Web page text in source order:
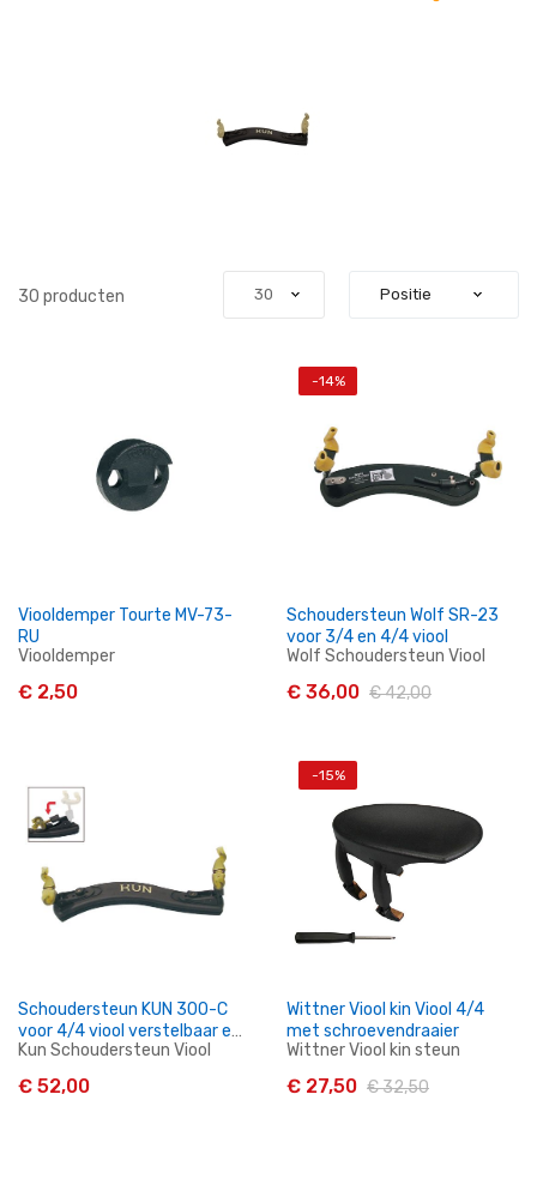
30 producten
In Winkelwagen
Viooldemper Tourte MV-73-
RU
Viooldemper
€ 2,50
-14%
In Winkelwagen
Schoudersteun Wolf SR-23
voor 3/4 en 4/4 viool
Wolf Schoudersteun Viool
€ 36,00 € 42,00
Schoudersteun KUN 300-C
voor 4/4 viool verstelbaar en
inklapbaar
Kun Schoudersteun Viool
€ 52,00
-15%
Wittner Viool kin Viool 4/4
met schroevendraaier
Wittner Viool kin steun
€ 27,50 € 32,50